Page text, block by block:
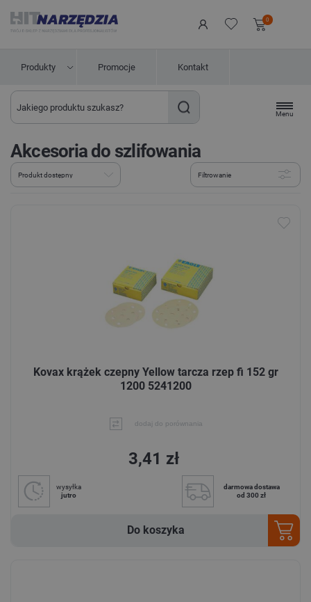
0
Produkty Promocje Kontakt
Menu
Akcesoria do szlifowania
Filtrowanie
Kovax krążek czepny Yellow tarcza rzep fi 152 gr
1200 5241200
dodaj do porównania
3,41 zł
wysyłka
jutro
darmowa dostawa
od 300 zł
Do koszyka